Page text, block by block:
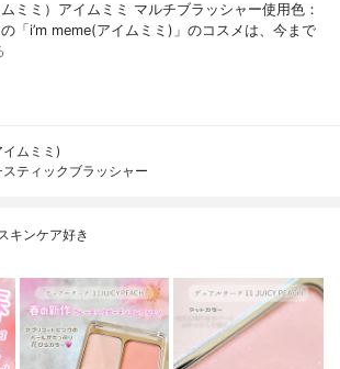
ミミ）アイムミミ マルチブラッシャー使用色：
「i’m meme(アイムミミ)」のコスメは、今まで
ムミミ)
ティックブラッシャー
キンケア好き